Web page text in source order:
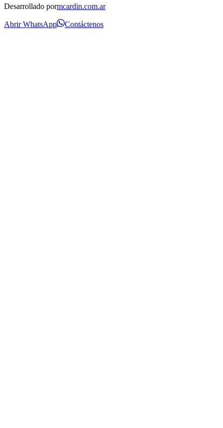
Desarrollado pormcardin.com.ar
Abrir WhatsApp Contáctenos